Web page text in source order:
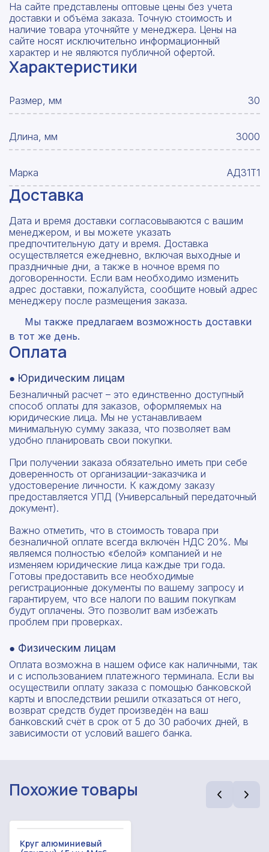
На сайте представлены оптовые цены без учета
доставки и объёма заказа. Точную стоимость и
наличие товара уточняйте у менеджера. Цены на
сайте носят исключительно информационный
характер и не являются публичной офертой.
Характеристики
Размер, мм 30
Длина, мм 3000
Марка АД31Т1
Доставка
Дата и время доставки согласовываются с вашим
менеджером, и вы можете указать
предпочтительную дату и время. Доставка
осуществляется ежедневно, включая выходные и
праздничные дни, а также в ночное время по
договоренности. Если вам необходимо изменить
адрес доставки, пожалуйста, сообщите новый адрес
менеджеру после размещения заказа.
Мы также предлагаем возможность доставки
в тот же день.
Оплата
● Юридическим лицам
Безналичный расчет – это единственно доступный
способ оплаты для заказов, оформляемых на
юридические лица. Мы не устанавливаем
минимальную сумму заказа, что позволяет вам
удобно планировать свои покупки.
При получении заказа обязательно иметь при себе
доверенность от организации-заказчика и
удостоверение личности. К каждому заказу
предоставляется УПД (Универсальный передаточный
документ).
Важно отметить, что в стоимость товара при
безналичной оплате всегда включён НДС 20%. Мы
являемся полностью «белой» компанией и не
изменяем юридические лица каждые три года.
Готовы предоставить все необходимые
регистрационные документы по вашему запросу и
гарантируем, что все налоги по вашим покупкам
будут оплачены. Это позволит вам избежать
проблем при проверках.
● Физическим лицам
Оплата возможна в нашем офисе как наличными, так
и с использованием платежного терминала. Если вы
осуществили оплату заказа с помощью банковской
карты и впоследствии решили отказаться от него,
возврат средств будет произведён на ваш
банковский счёт в срок от 5 до 30 рабочих дней, в
зависимости от условий вашего банка.
Похожие товары
Круг алюминиевый